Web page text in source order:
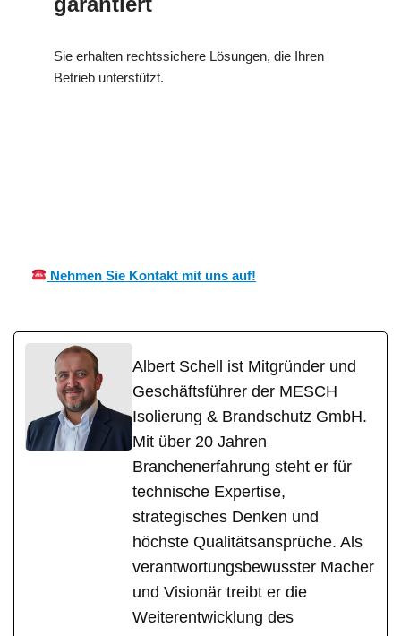
Sie erhalten rechtssichere Lösungen, die Ihren
Betrieb unterstützt.
Nehmen Sie Kontakt mit uns auf!
Albert Schell ist Mitgründer und
Geschäftsführer der MESCH
Isolierung & Brandschutz GmbH.
Mit über 20 Jahren
Branchenerfahrung steht er für
technische Expertise,
strategisches Denken und
höchste Qualitätsansprüche. Als
verantwortungsbewusster Macher
und Visionär treibt er die
Weiterentwicklung des